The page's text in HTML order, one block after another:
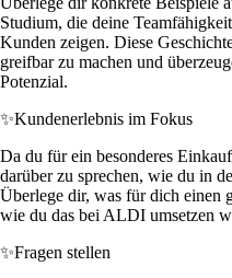
Studium, die deine
Kunden zeigen. Diese
greifbar zu machen und
Potenzial.
✨Kundenerlebnis im Fokus
Da du für ein besonderes
darüber zu sprechen, wie du in
Überlege dir, was für dich einen
wie du das bei ALDI umsetzen
✨Fragen stellen